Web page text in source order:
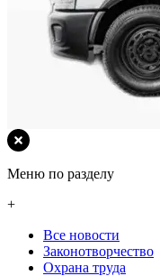
Меню по разделу
+
Все новости
Законотворчество
Охрана труда